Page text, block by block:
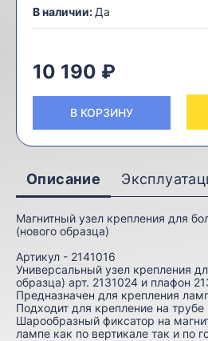
В наличии: Да
10 190 ₽
В КОРЗИНУ
Описание
Магнитный узел крепления для
(нового образца)
Артикул - 2141016
Универсальный узел крепления
образца) арт. 2131024 и плафон
Предназначен для крепления
Подходит для крепление на
Шарообразный фиксатор на
лампе как по вертикале так и по